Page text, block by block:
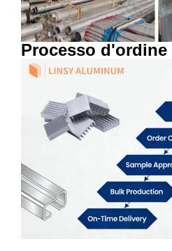
Processo d'ordine